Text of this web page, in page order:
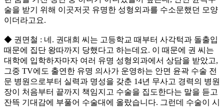
술을 받기 위해 이곳저곳 유명한 성형외과를 수소문했던 모양
이더라고요.
◆ 권면철 : 네. 권대희 씨는 고등학교 때부터 사각턱과 돌출입
때문에 집단 왕따까지 당했다고 하는데요. 이 때문에 권 씨는
대학에 입학하자마자 여러 유명 성형외과에서 상담을 받았고,
그중 TV에도 출연한 유명 의사가 운영하는 안면 윤곽 수술 전
문 병원으로부터 실력과 명성을 갖춘 14년 무사고 경력의 병원
장이 처음부터 끝까지 책임지고 수술을 집도한다는 말을 듣고
잔뜩 기대감에 부풀어 수술대에 올랐습니다. 그런데 수술이 시